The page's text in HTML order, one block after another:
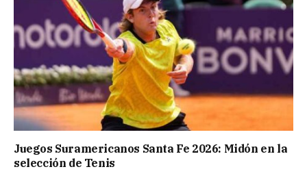
Juegos Suramericanos Santa Fe 2026: Midón en la
selección de Tenis